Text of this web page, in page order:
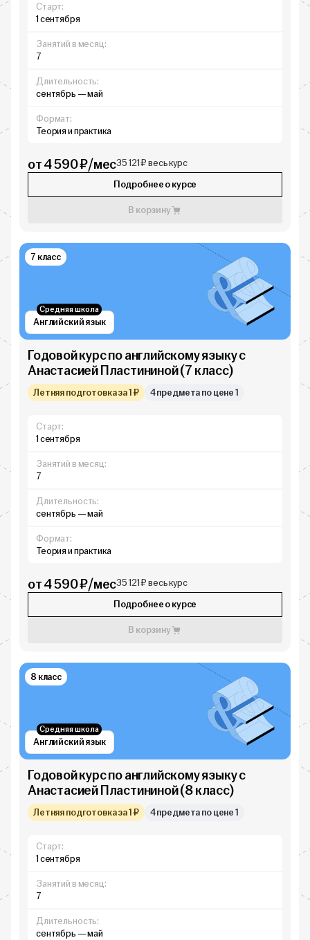
Старт:
1 сентября
Занятий в месяц:
7
Длительность:
сентябрь — май
Формат:
Теория и практика
от 4 590 ₽/мес35 121 ₽ весь курс
Подробнее о курсе
В корзину
Английский язык
Средняя школа
7 класс
Годовой курс по английскому языку с
Анастасией Пластининой (7 класс)
Летняя подготовка за 1 ₽ 4 предмета по цене 1
Старт:
1 сентября
Занятий в месяц:
7
Длительность:
сентябрь — май
Формат:
Теория и практика
от 4 590 ₽/мес35 121 ₽ весь курс
Подробнее о курсе
В корзину
Английский язык
Средняя школа
8 класс
Годовой курс по английскому языку с
Анастасией Пластининой (8 класс)
Летняя подготовка за 1 ₽ 4 предмета по цене 1
Старт:
1 сентября
Занятий в месяц:
7
Длительность:
сентябрь — май